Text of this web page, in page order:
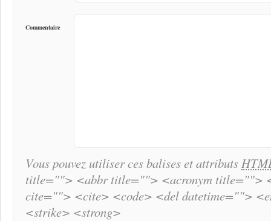
Commentaire
Vous pouvez utiliser ces balises et attributs
title=""> <abbr title=""> <acronym title="">
cite=""> <cite> <code> <del datetime="">
<strike> <strong>